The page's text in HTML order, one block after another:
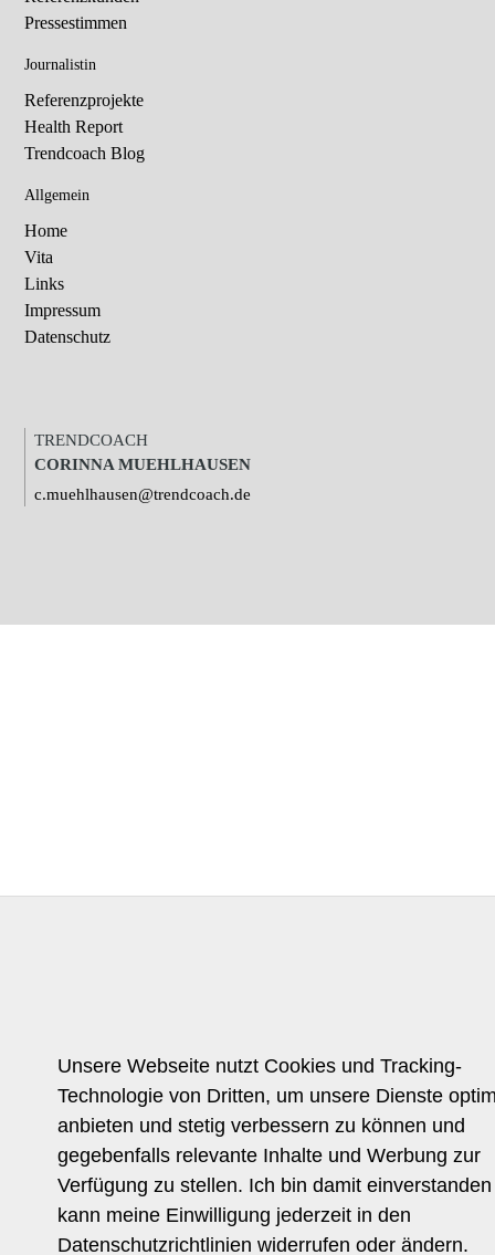
Pressestimmen
Journalistin
Referenzprojekte
Health Report
Trendcoach Blog
Allgemein
Home
Vita
Links
Impressum
Datenschutz
TRENDCOACH
CORINNA MUEHLHAUSEN
c.muehlhausen@trendcoach.de
Unsere Webseite nutzt Cookies und Tracking-
Technologie von Dritten, um unsere Dienste
anbieten und stetig verbessern zu können und
gegebenfalls relevante Inhalte und Werbung zur
Verfügung zu stellen. Ich bin damit
kann meine Einwilligung jederzeit in den
Datenschutzrichtlinien widerrufen oder ändern.